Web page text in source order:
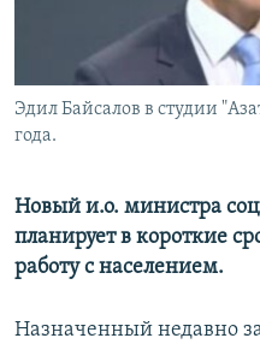
Эдил Байсалов в студии
года.
Новый и.о. министра
планирует в короткие
работу с населением.
Назначенный недавно